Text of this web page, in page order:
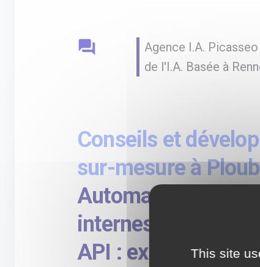
question_answer
Agence I.A.
de l'I.A. Basée à
Conseils et
sur-mesure à
Automatisation des
internes et
API : expertsThis site